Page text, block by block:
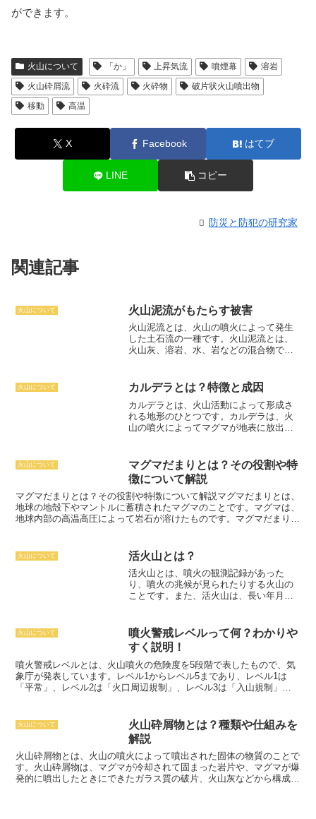
ができます。
火山について 「か」 上昇気流 噴煙幕
溶岩
火山砕屑流
火砕流 火砕物
破片状火山噴出物
移動
高温
X Facebook はてブ
LINE コピー
防災と防犯の研究家
関連記事
火山について 火山泥流がもたらす被害
火山泥流とは、火山の噴火によって発生
した土石流の一種です。 火山泥流とは、
火山灰、溶岩、水、岩などの混合物で構
流は土石流よりもはるかに破壊的な可能
性を秘めています。火山泥流は、火山の
噴火によって発生した土石流の一種で
す。火山灰、溶岩、水、岩などの混合物
で構成されているため、土石流よりも粘
可能性を秘めています。 火山泥流は、火
山灰、溶岩、水、岩などの混合物で構成
されているため、土石流よりも粘性が高
く、早く流れます。そのため、火山泥流
は土石流よりもはるかに破壊的な可能性
を秘めています。
火山について カルデラとは？特徴と成因
カルデラとは、火山活動によって形成さ
れる地形のひとつです。 カルデラは、火
山の噴火によってマグマが地表に放出さ
に、直径数キロメートルから数十キロメ
ートル、深さは数百メートルから数千メ
ートルに達します。カルデラは、世界各
地に分布しており、日本にも多くのカル
デラがあります。カルデラは、その規模
や形によって、様々な特徴を持っていま
と呼ばれています。
観の美しさから、観光地として人気のあ
る場所もあります。
火山について
マグマだまりとは？その役割や特
徴について解説
マグマだまりとは？その役割や特徴について解説マグマだまりとは、
地球の地殻下やマントルに蓄積されたマグマのことです。 マグマは、
地球内部の高温高圧によって岩石が溶けたものです。マグマだまり
りは、地球のマグマ活動と密接に関連しています。マグマだまりが上
昇すると、火山噴火が起こります。また、マグマだまりが地表に達す
ると、火成岩が形成されます。マグマだまりは、地球の熱エネルギー
を放出する役割も果たしています。マグマが上昇する際に、熱を放出
することによって、地球の温度を一定に保っています。また、マグマ
促進しています。
火山について 活火山とは？
活火山とは、噴火の観測記録があった
り、噴火の兆候が見られたりする火山の
ことです。また、活火山は、長い年月を
主にマグマが地表に噴出し、溶岩や火山
灰を噴出する「マグマ噴火」と、水蒸気
や火山ガスが爆発的に噴出する「水蒸気
噴火」の2種類に分けられます。マグマ噴
火は、マグマが地表に噴出し、溶岩や火
山灰を噴出する噴火です。これに対し
は、マグマ噴火よりも小規模な噴火です
が、それでも大きな被害をもたらすこと
があります。活火山は、地球上には約
1500個あり、そのうち日本には約110個
あります。活火山の分布は、プレート境
界に集中しており、特に太平洋プレート
火山について
噴火警戒レベルって何？わかりや
すく説明！
噴火警戒レベルとは 、火山噴火の危険度を5段階で表したもので、気
象庁が発表しています。レベル1からレベル5まであり、レベル1は
「平常」、レベル2は「火口周辺規制」、レベル3は「入山規制」、
に基づいて決定されます。レベルが上がるにつれて、火山の噴火の危
険度が高まり、警戒や避難の必要性が高くなります。
火山について
火山砕屑物とは？種類や仕組みを
解説
火山砕屑物とは 、火山の噴火によって噴出された固体の物質のことで
す。火山砕屑物は、マグマが冷却されて固まった岩片や、マグマが爆
発的に噴出したときにできたガラス質の破片、火山灰などから構成さ